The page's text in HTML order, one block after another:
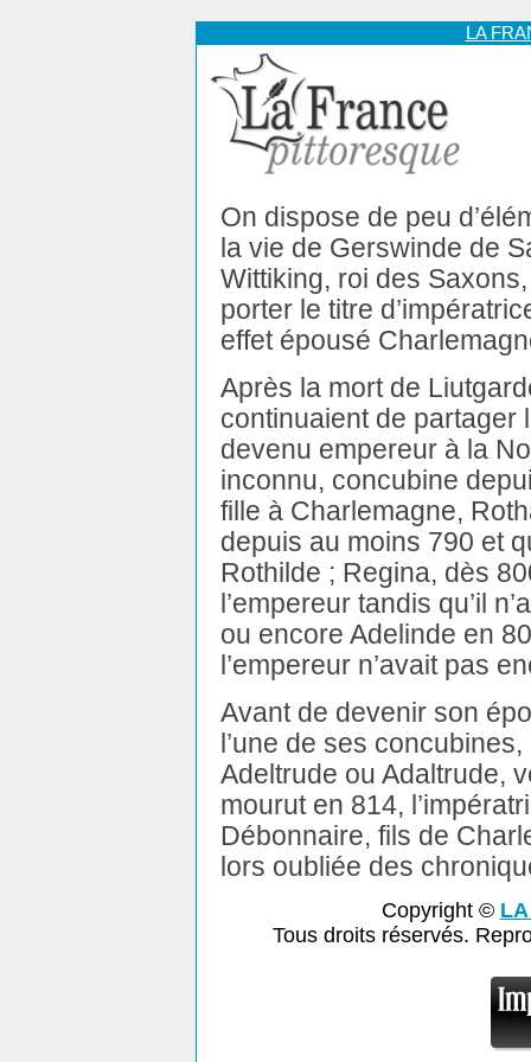
LA
On dispose de peu
la vie de Gerswinde de
Wittiking, roi des
porter le titre
effet épousé
Après la mort de
continuaient de partager
devenu empereur à la
inconnu, concubine
fille à Charlemagne,
depuis au moins 790 et
Rothilde ; Regina, dès
l’empereur tandis qu’il
ou encore Adelinde en
l’empereur n’avait pas
Avant de devenir son
l’une de ses
Adeltrude ou Adaltrude,
mourut en 814,
Débonnaire, fils de
lors oubliée des
Copyright ©
Tous droits réservés.